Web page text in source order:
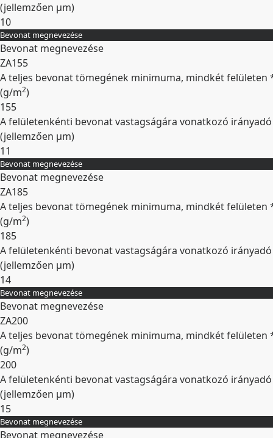
(jellemzően µm)
10
Kibontás
Bevonat megnevezése
Bevonat megnevezése
ZA155
A teljes bevonat tömegének minimuma, mindkét felületen
(g/m2)
155
A felületenkénti bevonat vastagságára vonatkozó
(jellemzően µm)
11
Kibontás
Bevonat megnevezése
Bevonat megnevezése
ZA185
A teljes bevonat tömegének minimuma, mindkét felületen
(g/m2)
185
A felületenkénti bevonat vastagságára vonatkozó
(jellemzően µm)
14
Kibontás
Bevonat megnevezése
Bevonat megnevezése
ZA200
A teljes bevonat tömegének minimuma, mindkét felületen
(g/m2)
200
A felületenkénti bevonat vastagságára vonatkozó
(jellemzően µm)
15
Kibontás
Bevonat megnevezése
Bevonat megnevezése